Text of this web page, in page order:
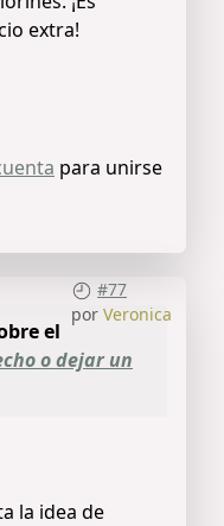
extra!
para unirse
#77
por Veronica
el
o dejar un
la idea de